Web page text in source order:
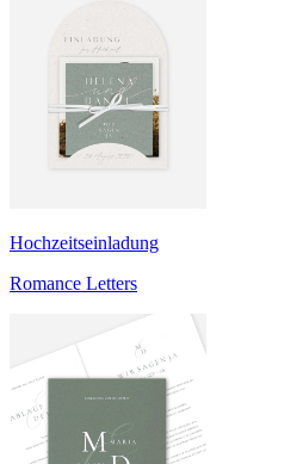
Hochzeitseinladung
Romance Letters